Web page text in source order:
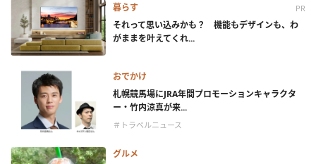
暮らす PR
それって思い込みかも？ 機能もデザインも、わ
がままを叶えてくれ...
おでかけ
札幌競馬場にJRA年間プロモーションキャラクタ
ー・竹内涼真が来...
＃トラベルニュース
グルメ